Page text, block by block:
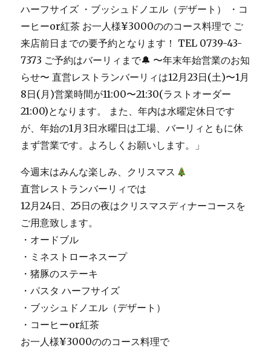
今週末はみんな楽しみ、クリスマス
直営レストランバーリィでは
12月24日、25日の夜はクリスマスディナーコースを
ご用意致します。
・オードブル
・ミネストローネスープ
・猪豚のステーキ
・パスタ ハーフサイズ
・ブッシュドノエル（デザート）
・コーヒーor紅茶
お一人様¥3000ののコース料理で